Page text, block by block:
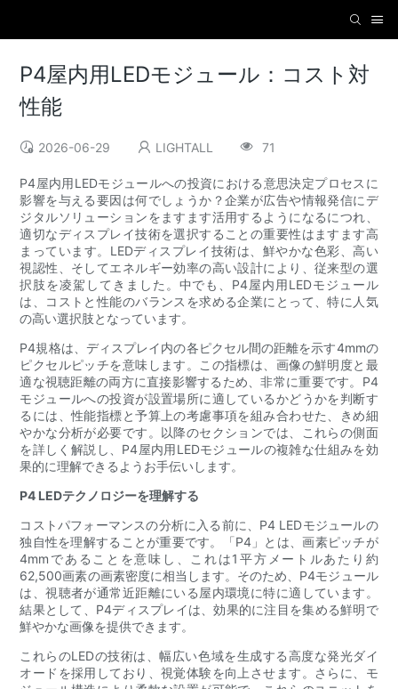
P4屋内用LEDモジュール：コスト対
性能
2026-06-29 LIGHTALL 71
P4屋内用LEDモジュールへの投資における意思決定プロセスに
影響を与える要因は何でしょうか？企業が広告や情報発信にデ
ジタルソリューションをますます活用するようになるにつれ、
適切なディスプレイ技術を選択することの重要性はますます高
まっています。LEDディスプレイ技術は、鮮やかな色彩、高い
視認性、そしてエネルギー効率の高い設計により、従来型の選
択肢を凌駕してきました。中でも、P4屋内用LEDモジュール
は、コストと性能のバランスを求める企業にとって、特に人気
の高い選択肢となっています。
P4規格は、ディスプレイ内の各ピクセル間の距離を示す4mmの
ピクセルピッチを意味します。この指標は、画像の鮮明度と最
適な視聴距離の両方に直接影響するため、非常に重要です。P4
モジュールへの投資が設置場所に適しているかどうかを判断す
るには、性能指標と予算上の考慮事項を組み合わせた、きめ細
やかな分析が必要です。以降のセクションでは、これらの側面
を詳しく解説し、P4屋内用LEDモジュールの複雑な仕組みを効
果的に理解できるようお手伝いします。
P4 LEDテクノロジーを理解する
コストパフォーマンスの分析に入る前に、P4 LEDモジュールの
独自性を理解することが重要です。「P4」とは、画素ピッチが
4mmであることを意味し、これは1平方メートルあたり約
62,500画素の画素密度に相当します。そのため、P4モジュール
は、視聴者が通常近距離にいる屋内環境に特に適しています。
結果として、P4ディスプレイは、効果的に注目を集める鮮明で
鮮やかな画像を提供できます。
これらのLEDの技術は、幅広い色域を生成する高度な発光ダイ
オードを採用しており、視覚体験を向上させます。さらに、モ